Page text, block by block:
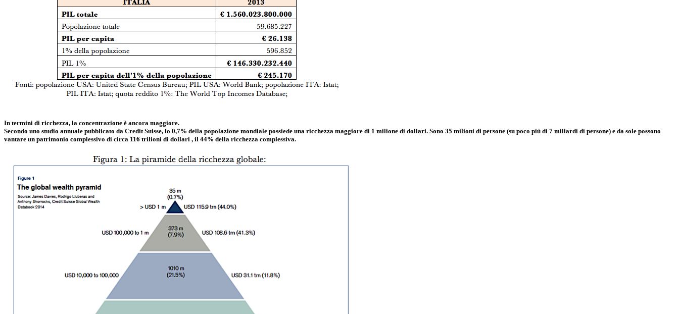
In termini di ricchezza, la concentrazione è ancora maggiore.
Secondo uno studio annuale pubblicato da Credit Suisse, lo 0,7% della popolazione mondiale possiede una ricchezza maggiore di 1 milione di dollari. Sono 35 milioni di persone (su poco più di 7 miliardi di persone) e da sole possono
vantare un patrimonio complessivo di circa 116 trilioni di dollari , il 44% della ricchezza complessiva.